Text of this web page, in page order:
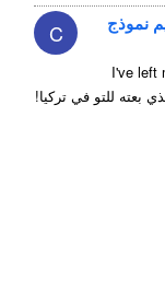
C
نموذج
I've left
بعته للتو في تركيا!